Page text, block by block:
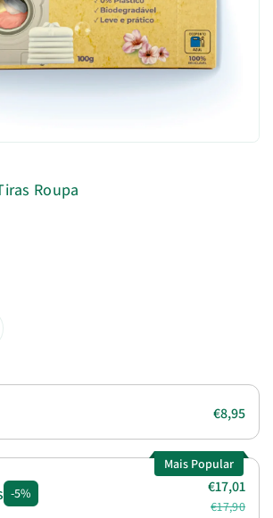
Roupa
€8,95
-5%
Mais Popular
€17,01
€17,90